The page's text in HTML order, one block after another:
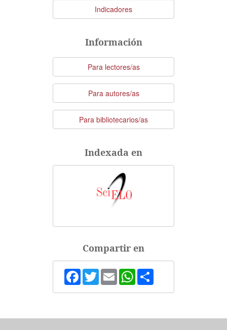
Indicadores
Información
Para lectores/as
Para autores/as
Para bibliotecarios/as
Indexada en
Compartir en
Facebook
TwitterEmail WhatsApp